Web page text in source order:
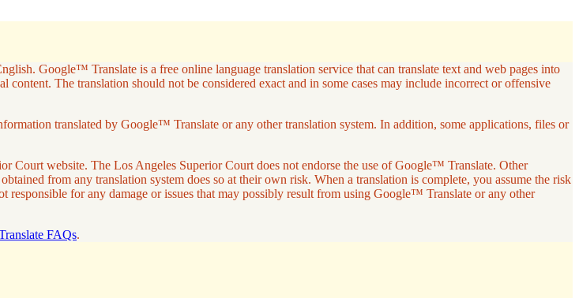
Google™ Translate is a free online language translation service that can translate text and web pages into
The translation should not be considered exact and in some cases may include incorrect or offensive
translated by Google™ Translate or any other translation system. In addition, some applications, files or
Court website. The Los Angeles Superior Court does not endorse the use of Google™ Translate. Other
from any translation system does so at their own risk. When a translation is complete, you assume the risk
for any damage or issues that may possibly result from using Google™ Translate or any other
FAQs.